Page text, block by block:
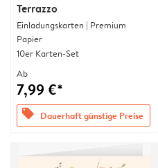
Terrazzo
Einladungskarten | Premium
Papier
10er Karten-Set
Ab
7,99 €*
offers Dauerhaft günstige Preise